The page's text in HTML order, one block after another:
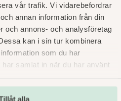
vår trafik. Vi vidarebefordrar
annan information från din
och annons- och analysföretag
kan i sin tur kombinera
som du har
samlat in när du har använt
alla
OP
fylld med
för alla chokladälskare.
art. nr 3867